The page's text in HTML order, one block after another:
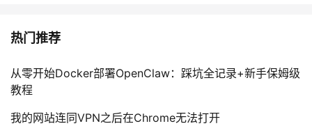
热门推荐
从零开始Docker部署OpenClaw：踩坑全记录+新手保姆级
教程
我的网站连同VPN之后在Chrome无法打开